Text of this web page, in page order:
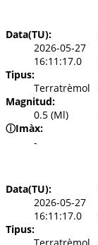
Data(TU):
2026-05-27
16:11:17.0
Tipus:
Terratrèmol
Magnitud:
0.5 (Ml)
ⓘImàx:
-
Data(TU):
2026-05-27
16:11:17.0
Tipus:
Terratrèmol